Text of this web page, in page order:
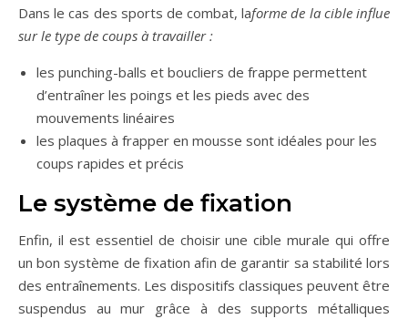
Dans le cas des sports de combat, laforme de la cible influe
sur le type de coups à travailler :
les punching-balls et boucliers de frappe permettent
d’entraîner les poings et les pieds avec des
mouvements linéaires
les plaques à frapper en mousse sont idéales pour les
coups rapides et précis
Le système de fixation
Enfin, il est essentiel de choisir une cible murale qui offre
un bon système de fixation afin de garantir sa stabilité lors
des entraînements. Les dispositifs classiques peuvent être
suspendus au mur grâce à des supports métalliques